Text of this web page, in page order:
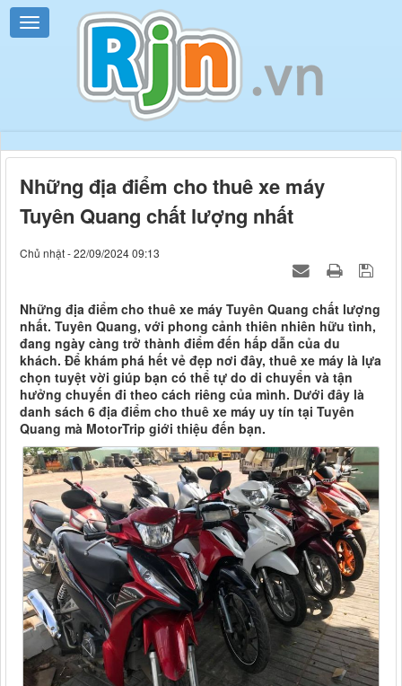
Những địa điểm cho thuê xe máy
Tuyên Quang chất lượng nhất
Chủ nhật - 22/09/2024 09:13
Những địa điểm cho thuê xe máy Tuyên Quang chất lượng
nhất. Tuyên Quang, với phong cảnh thiên nhiên hữu tình,
đang ngày càng trở thành điểm đến hấp dẫn của du
khách. Để khám phá hết vẻ đẹp nơi đây, thuê xe máy là lựa
chọn tuyệt vời giúp bạn có thể tự do di chuyển và tận
hưởng chuyến đi theo cách riêng của mình. Dưới đây là
danh sách 6 địa điểm cho thuê xe máy uy tín tại Tuyên
Quang mà MotorTrip giới thiệu đến bạn.